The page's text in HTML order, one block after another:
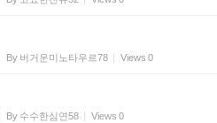
By 버거운미노타우르78 Views 0
By 수수한심연58 Views 0